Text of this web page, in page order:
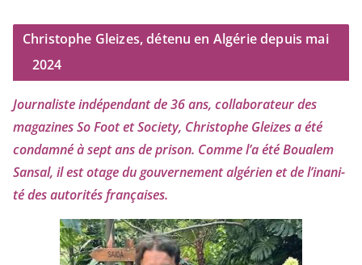
Christophe Gleizes, détenu en Algérie depuis mai
2024
Journaliste indé­pen­dant de36ans, col­la­bo­ra­teur des
maga­zines So Foot et Society, Christophe Gleizesa été
condam­né à sept ans de pri­son. Comme l’a été Boualem
Sansal, il est otage du gou­ver­ne­ment algé­rien et de l’i­na­ni­
té des auto­ri­tés françaises.